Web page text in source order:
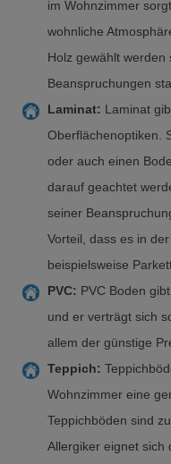
im Wohnzimmer
wohnliche
Holz gewählt werden
Beanspruchungen
Laminat: Laminat
Oberflächenoptiken.
oder auch einen
darauf geachtet
seiner
Vorteil, dass es in
beispielsweise
PVC: PVC Boden
und er verträgt sich
allem der günstige
Teppich:
Wohnzimmer eine
Teppichböden sind
Allergiker eignet sich